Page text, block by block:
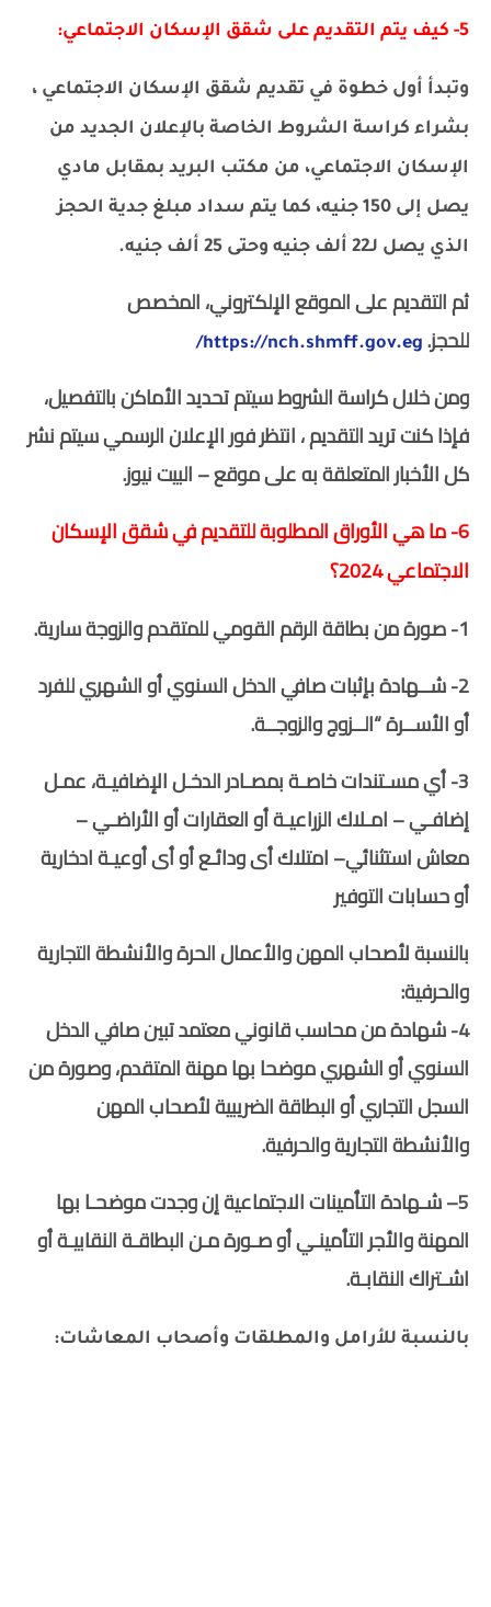
5- كيف يتم التقديم على شقق الإسكان الاجتماعي:
وتبدأ أول خطوة في تقديم شقق الإسكان الاجتماعي ،
بشراء كراسة الشروط الخاصة بالإعلان الجديد من
الإسكان الاجتماعي، من مكتب البريد بمقابل مادي
يصل إلى 150 جنيه، كما يتم سداد مبلغ جدية الحجز
الذي يصل لـ22 ألف جنيه وحتى 25 ألف جنيه.
ثم التقديم على الموقع الإلكتروني، المخصص
للحجز. https://nch.shmff.gov.eg/
ومن خلال كراسة الشروط سيتم تحديد الأماكن بالتفصيل،
فإذا كنت تريد التقديم ، انتظر فور الإعلان الرسمي سيتم نشر
كل الأخبار المتعلقة به على موقع – البيت نيوز.
6- ما هي الأوراق المطلوبة للتقديم في شقق الإسكان
الاجتماعي 2024؟
1- صورة من بطاقة الرقم القومي للمتقدم والزوجة سارية.
2- شــهادة بإثبات صافي الدخل السنوي أو الشهري للفرد
أو الأســرة “الــزوج والزوجــة.
3- أي مسـتندات خاصـة بمصـادر الدخـل الإضافيـة، عمـل
إضافـي – امـلاك الزراعيـة أو العقارات أو الأراضـي –
معاش استثنائي– امتلاك أى ودائـع أو أى أوعيـة ادخارية
أو حسابات التوفير
بالنسبة لأصحاب المهن والأعمال الحرة والأنشطة التجارية
والحرفية:
4- شهادة من محاسب قانوني معتمد تبين صافي الدخل
السنوي أو الشهري موضحا بها مهنة المتقدم، وصورة من
السجل التجاري أو البطاقة الضريبية لأصحاب المهن
والأنشطة التجارية والحرفية.
5– شـهادة التأمينات الاجتماعية إن وجدت موضحـا بها
المهنة والأجر التأمينـي أو صـورة مـن البطاقـة النقابيـة أو
اشـتراك النقابـة.
بالنسبة للأرامل والمطلقات وأصحاب المعاشات: